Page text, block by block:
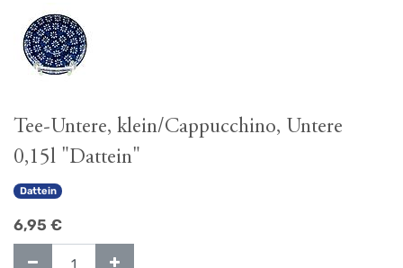
Tee-Untere, klein/Cappucchino, Untere
0,15l "Dattein"
Dattein
6,95 €